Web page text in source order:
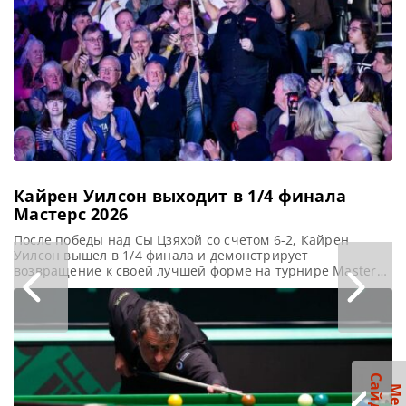
посещения
аттракциона.
Спортсмен,
занимающий 74-е
место в мировом
рейтинге,
продемонстрировал
многообещающие
Кайрен Уилсон выходит в 1/4 финала
Мастерс 2026
После победы над Сы Цзяхой со счетом 6-2, Кайрен
Уилсон вышел в 1/4 финала и демонстрирует
возвращение к своей лучшей форме на турнире Masters
2026, сообщает WST После провального выступления на
Чемпионате Великобритании в прошлом месяце, Кайрен
Уилсон продемонстрировал возвращение к оптимальной
форме в стартовом раунде турнира Masters (Мастерс)
2026. Он одержал победу над Сы